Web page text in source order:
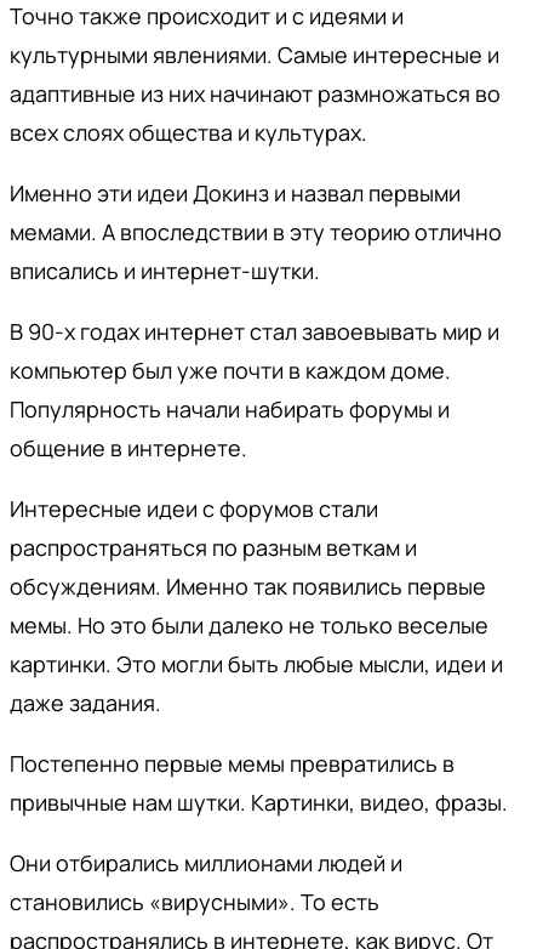
Точно также происходит и с идеями и
культурными явлениями. Самые интересные и
адаптивные из них начинают размножаться во
всех слоях общества и культурах.
Именно эти идеи Докинз и назвал первыми
мемами. А впоследствии в эту теорию отлично
вписались и интернет-шутки.
В 90-х годах интернет стал завоевывать мир и
компьютер был уже почти в каждом доме.
Популярность начали набирать форумы и
общение в интернете.
Интересные идеи с форумов стали
распространяться по разным веткам и
обсуждениям. Именно так появились первые
мемы. Но это были далеко не только веселые
картинки. Это могли быть любые мысли, идеи и
даже задания.
Постепенно первые мемы превратились в
привычные нам шутки. Картинки, видео, фразы.
Они отбирались миллионами людей и
становились «вирусными». То есть
распространялись в интернете, как вирус. От